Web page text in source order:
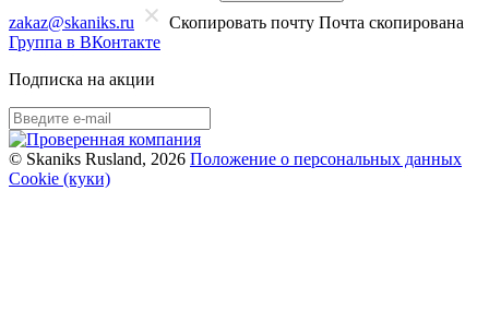
zakaz@skaniks.ru Скопировать почту Почта скопирована
Группа в ВКонтакте
Подписка на акции
© Skaniks Rusland, 2026 Положение о персональных данных
Cookie (куки)